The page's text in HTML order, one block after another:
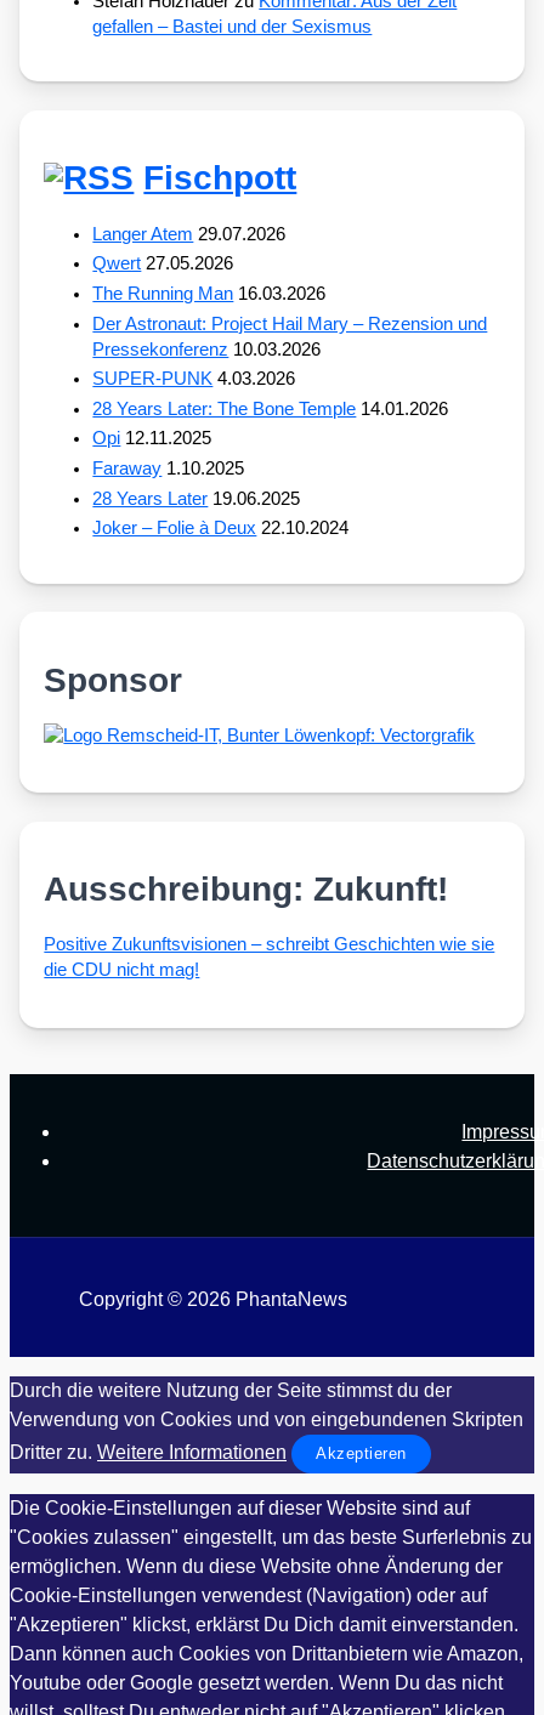
gefallen – Bastei und der Sexismus
Fischpott
Langer Atem 29.07.2026
Qwert 27.05.2026
The Running Man 16.03.2026
Der Astronaut: Project Hail Mary – Rezension und
Pressekonferenz 10.03.2026
SUPER-PUNK 4.03.2026
28 Years Later: The Bone Temple 14.01.2026
Opi 12.11.2025
Faraway 1.10.2025
28 Years Later 19.06.2025
Joker – Folie à Deux 22.10.2024
Sponsor
Ausschreibung: Zukunft!
Posi­ti­ve Zukunfts­vi­sio­nen – schreibt Geschich­ten wie sie
die CDU nicht mag!
Copyright © 2026 PhantaNews
Durch die weitere Nutzung der Seite stimmst du der
Verwendung von Cookies und von eingebundenen Skripten
Dritter zu. Weitere Informationen Akzeptieren
Die Cookie-Einstellungen auf dieser Website sind auf
"Cookies zulassen" eingestellt, um das beste Surferlebnis zu
ermöglichen. Wenn du diese Website ohne Änderung der
Cookie-Einstellungen verwendest (Navigation) oder auf
"Akzeptieren" klickst, erklärst Du Dich damit einverstanden.
Dann können auch Cookies von Drittanbietern wie Amazon,
Youtube oder Google gesetzt werden. Wenn Du das nicht